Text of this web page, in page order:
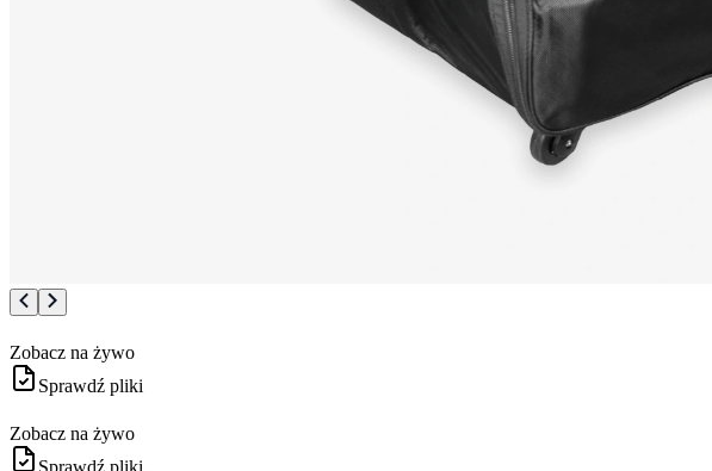
Zobacz na żywo
Sprawdź pliki
Zobacz na żywo
Sprawdź pliki